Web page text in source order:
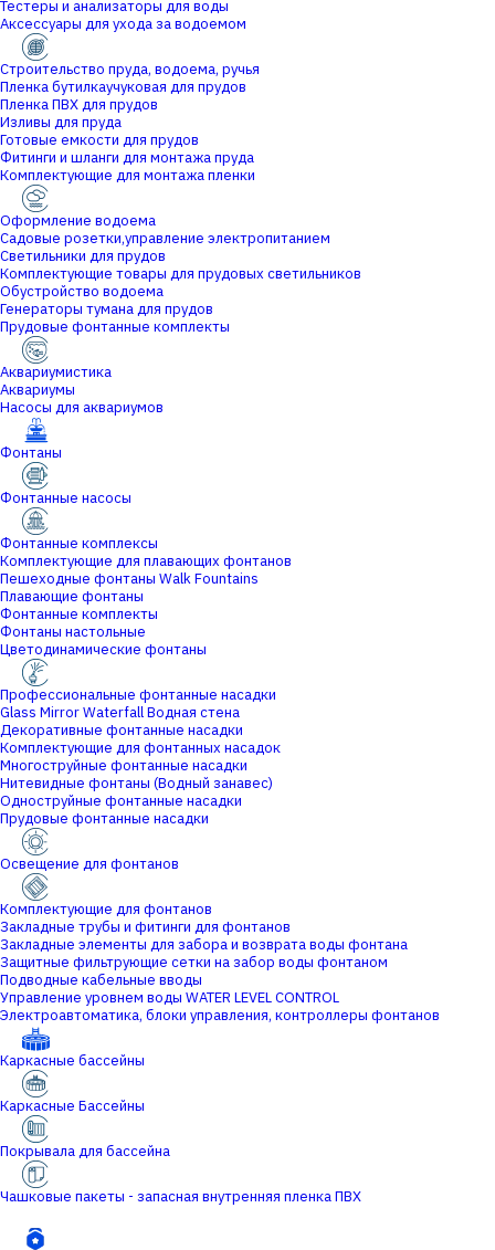
Тестеры и анализаторы для воды
Аксессуары для ухода за водоемом
Строительство пруда, водоема, ручья
Пленка бутилкаучуковая для прудов
Пленка ПВХ для прудов
Изливы для пруда
Готовые емкости для прудов
Фитинги и шланги для монтажа пруда
Комплектующие для монтажа пленки
Оформление водоема
Садовые розетки,управление электропитанием
Светильники для прудов
Комплектующие товары для прудовых светильников
Обустройство водоема
Генераторы тумана для прудов
Прудовые фонтанные комплекты
Аквариумистика
Аквариумы
Насосы для аквариумов
Фонтаны
Фонтанные насосы
Фонтанные комплексы
Комплектующие для плавающих фонтанов
Пешеходные фонтаны Walk Fountains
Плавающие фонтаны
Фонтанные комплекты
Фонтаны настольные
Цветодинамические фонтаны
Профессиональные фонтанные насадки
Glass Mirror Waterfall Водная стена
Декоративные фонтанные насадки
Комплектующие для фонтанных насадок
Многоструйные фонтанные насадки
Нитевидные фонтаны (Водный занавес)
Одноструйные фонтанные насадки
Прудовые фонтанные насадки
Освещение для фонтанов
Комплектующие для фонтанов
Закладные трубы и фитинги для фонтанов
Закладные элементы для забора и возврата воды фонтана
Защитные фильтрующие сетки на забор воды фонтаном
Подводные кабельные вводы
Управление уровнем воды WATER LEVEL CONTROL
Электроавтоматика, блоки управления, контроллеры фонтанов
Каркасные бассейны
Каркасные Бассейны
Покрывала для бассейна
Чашковые пакеты - запасная внутренняя пленка ПВХ